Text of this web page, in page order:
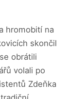
hromobití na
skončil
obrátili
volali po
Zdeňka